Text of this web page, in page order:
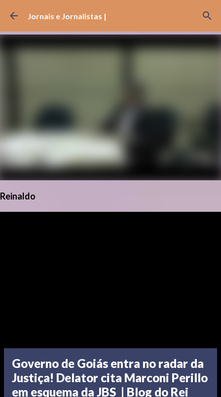
Pular para o conteúdo principal
Jornais e Jornalistas |
Reinaldo
Governo de Goiás entra no radar da
Justiça! Delator cita Marconi Perillo
em esquema da JBS | Blog do Rei